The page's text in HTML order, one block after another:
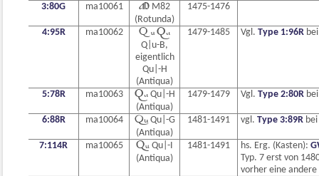
3:80G ma10061  M82
(Rotunda)
1475-1476
4:95R ma10062  
Q|u-B,
eigentlich
Qu|-H
(Antiqua)
1479-1485 Vgl. Type 1:96R
5:78R ma10063  Qu|-H
(Antiqua)
1479-1479 Vgl. Type 2:80R
6:88R ma10064 Qu|-G
(Antiqua)
1481-1491 vgl. Type 3:89R bei
7:114R ma10065  Qu|-I
(Antiqua)
1481-1491 hs. Erg. (Kasten):
Typ. 7 erst von
vorher eine